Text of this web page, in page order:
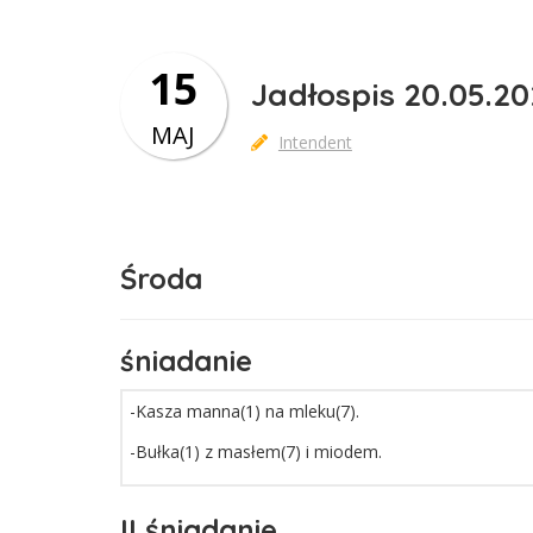
Jadłospis
Intendent
15
MAJ
Środa
śniadanie
-Kasza manna(1) na mleku(7).
-Bułka(1) z masłem(7) i miodem.